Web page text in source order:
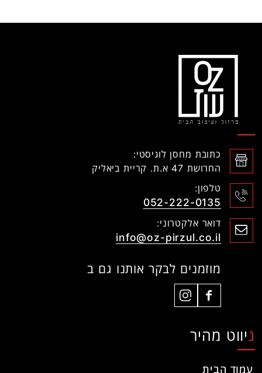
כתובת מחסן לוגיסטי:
החרושת 47 א.ת. קריית ביאליק
טלפון:
052-222-0135
דואר אלקטרוני:
info@oz-pirzul.co.il
מוזמנים לבקר אותנו גם ב
ניווט מהיר
עמוד הבית